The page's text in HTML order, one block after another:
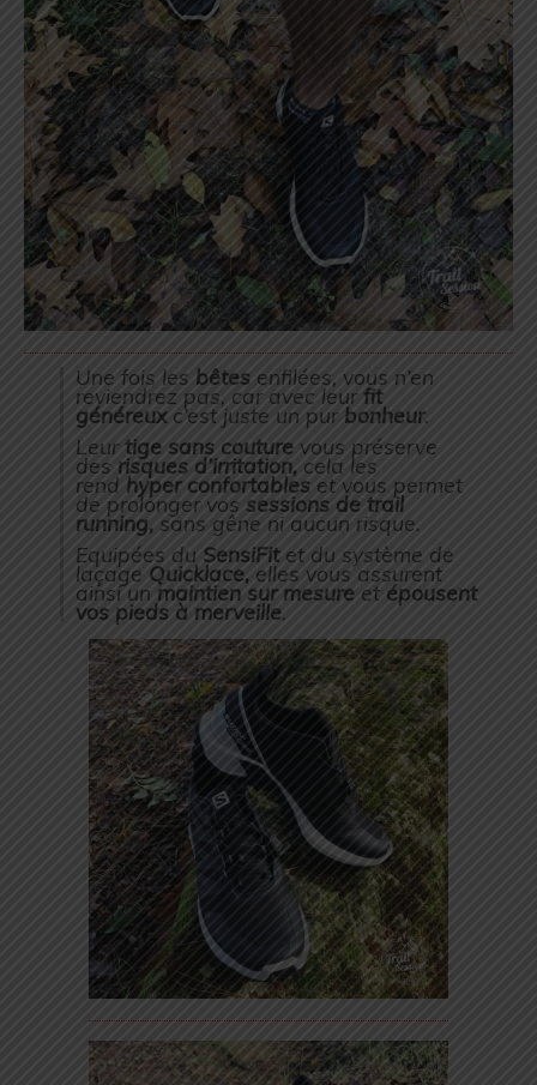
Une fois les bêtes enfilées, vous n’en
reviendrez pas, car avec leur fit
généreuxc’est juste un pur bonheur.
Leurtige sans couture vous préserve
des risques d’irritation, cela les
rend hyper confortables et vous permet
de prolonger vos sessions de trail
running, sans gêne ni aucun risque.
Equipées du SensiFitet du système de
laçage Quicklace, elles vous assurent
ainsi un maintien sur mesure et épousent
vos pieds à merveille.